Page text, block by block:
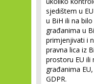
sjedištem u
u BiH ili na
građanima u
primjenjivati i
pravna lica iz
prostoru EU ili
građanima
GDPR.